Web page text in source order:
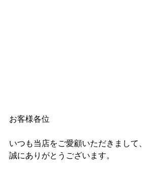
お客様各位
いつも当店をご愛顧いただきまして、
誠にありがとうございます。